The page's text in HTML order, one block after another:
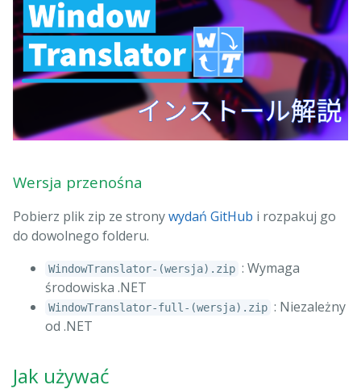
Wersja przenośna
Pobierz plik zip ze stronywydań GitHub i rozpakuj go
do dowolnego folderu.
WindowTranslator-(wersja).zip : Wymaga
środowiska .NET
WindowTranslator-full-(wersja).zip : Niezależny
od .NET
Jak używać